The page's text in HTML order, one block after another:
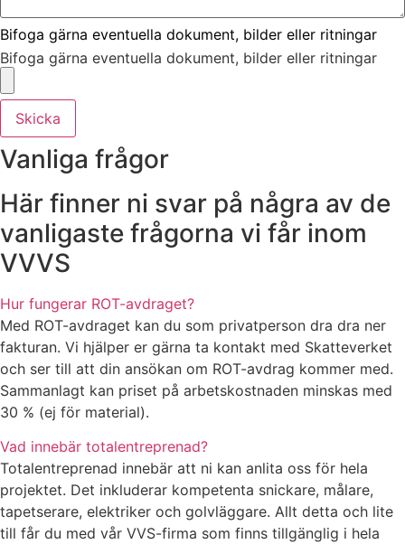
Bifoga gärna eventuella dokument, bilder eller ritningar
Bifoga gärna eventuella dokument, bilder eller ritningar
Skicka
Vanliga frågor
Här finner ni svar på några av de
vanligaste frågorna vi får inom
VVVS
Hur fungerar ROT-avdraget?
Med ROT-avdraget kan du som privatperson dra dra ner
fakturan. Vi hjälper er gärna ta kontakt med Skatteverket
och ser till att din ansökan om ROT-avdrag kommer med.
Sammanlagt kan priset på arbetskostnaden minskas med
30 % (ej för material).
Vad innebär totalentreprenad?
Totalentreprenad innebär att ni kan anlita oss för hela
projektet. Det inkluderar kompetenta snickare, målare,
tapetserare, elektriker och golvläggare. Allt detta och lite
till får du med vår VVS-firma som finns tillgänglig i hela